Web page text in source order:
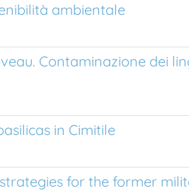
ambientale
Contaminazione dei
in Cimitile
for the former